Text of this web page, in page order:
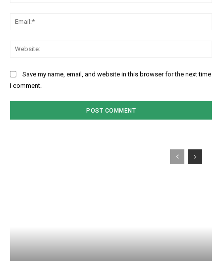
Save my name, email, and website in this browser for the next time
I comment.